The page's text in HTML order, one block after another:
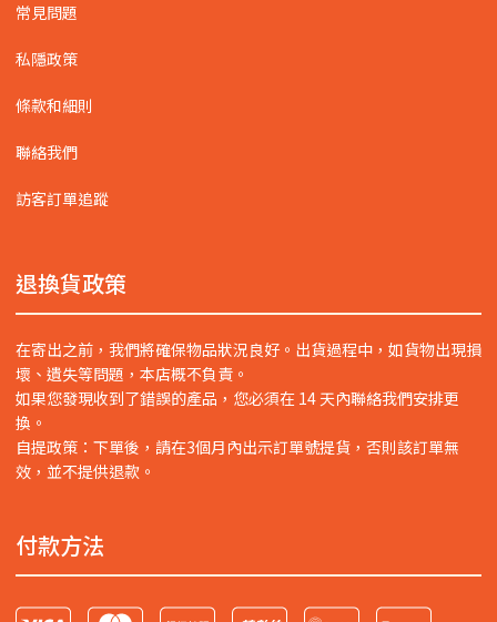
常見問題
私隱政策
條款和細則
聯絡我們
訪客訂單追蹤
退換貨政策
在寄出之前，我們將確保物品狀況良好。出貨過程中，如貨物出現損
壞、遺失等問題，本店概不負責。
如果您發現收到了錯誤的產品，您必須在 14 天內聯絡我們安排更
換。
自提政策：下單後，請在3個月內出示訂單號提貨，否則該訂單無
效，並不提供退款。
付款方法